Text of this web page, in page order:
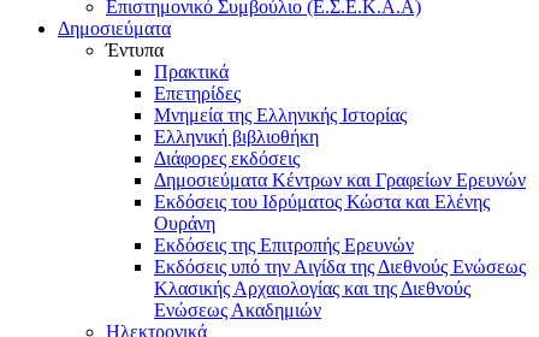
Επιστημονικό Συμβούλιο (Ε.Σ.Ε.Κ.Α.Α)
Δημοσιεύματα
Έντυπα
Πρακτικά
Επετηρίδες
Μνημεία της Ελληνικής Ιστορίας
Ελληνική βιβλιοθήκη
Διάφορες εκδόσεις
Δημοσιεύματα Κέντρων και Γραφείων Ερευνών
Εκδόσεις του Ιδρύματος Κώστα και Ελένης
Ουράνη
Εκδόσεις της Επιτροπής Ερευνών
Εκδόσεις υπό την Αιγίδα της Διεθνούς Ενώσεως
Κλασικής Αρχαιολογίας και της Διεθνούς
Ενώσεως Ακαδημιών
Ηλεκτρονικά